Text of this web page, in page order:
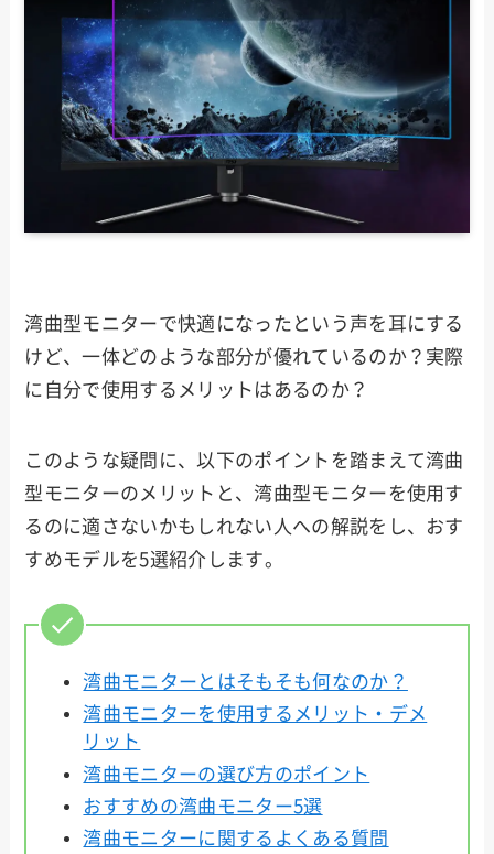
湾曲型モニターで快適になったという声を耳にする
けど、一体どのような部分が優れているのか？実際
に自分で使用するメリットはあるのか？
このような疑問に、以下のポイントを踏まえて湾曲
型モニターのメリットと、湾曲型モニターを使用す
るのに適さないかもしれない人への解説をし、おす
すめモデルを5選紹介します。
湾曲モニターとはそもそも何なのか？
湾曲モニターを使用するメリット・デメ
リット
湾曲モニターの選び方のポイント
おすすめの湾曲モニター5選
湾曲モニターに関するよくある質問